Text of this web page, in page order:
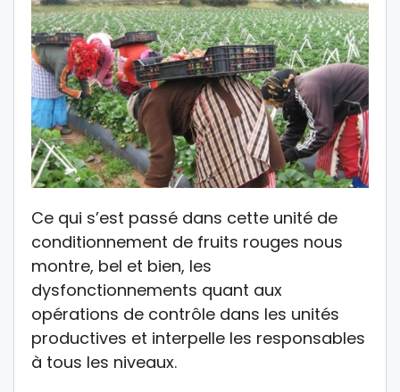
Ce qui s’est passé dans cette unité de
conditionnement de fruits rouges nous
montre, bel et bien, les
dysfonctionnements quant aux
opérations de contrôle dans les unités
productives et interpelle les responsables
à tous les niveaux.